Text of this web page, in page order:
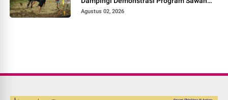
Pokok Murah di Jorong Bayua
Agustus 02, 2026